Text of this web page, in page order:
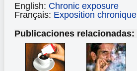
English: Chronic exposure
Français: Exposition chronique
Publicaciones relacionadas: